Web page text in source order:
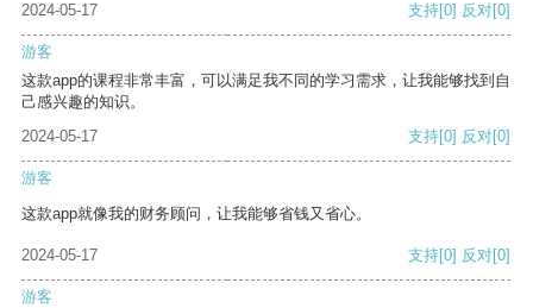
2024-05-17 支持[0] 反对[0]
游客
这款app的课程非常丰富，可以满足我不同的学习需求，让我能够找到自
己感兴趣的知识。
2024-05-17
支持[0] 反对[0]
游客
这款app就像我的财务顾问，让我能够省钱又省心。
2024-05-17 支持[0] 反对[0]
游客